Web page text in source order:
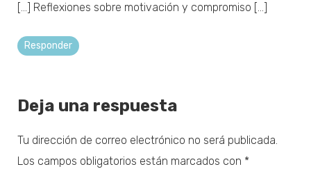
[…] Reflexiones sobre motivación y compromiso […]
Responder
Deja una respuesta
Tu dirección de correo electrónico no será publicada.
Los campos obligatorios están marcados con *